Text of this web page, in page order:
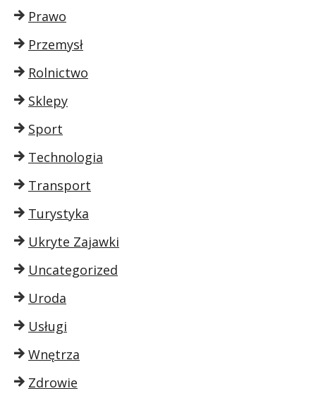
Prawo
Przemysł
Rolnictwo
Sklepy
Sport
Technologia
Transport
Turystyka
Ukryte Zajawki
Uncategorized
Uroda
Usługi
Wnętrza
Zdrowie